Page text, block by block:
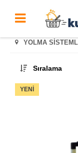
YOLMA
Sıralama
YENI